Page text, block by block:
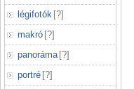
légifotók [?]
makró [?]
panoráma [?]
portré [?]